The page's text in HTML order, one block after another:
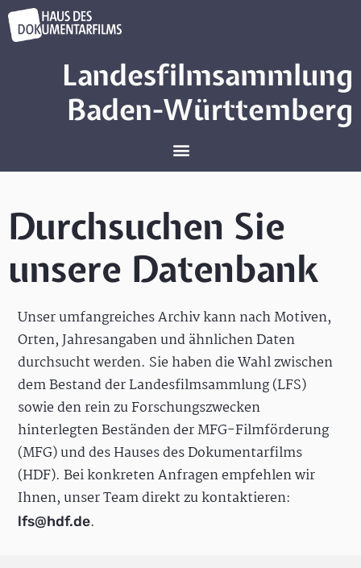
Landesfilmsammlung
Baden-Württemberg
Durchsuchen Sie
unsere Datenbank
Unser umfangreiches Archiv kann nach Motiven,
Orten, Jahresangaben und ähnlichen Daten
durchsucht werden. Sie haben die Wahl zwischen
dem Bestand der Landesfilmsammlung (LFS)
sowie den rein zu Forschungszwecken
hinterlegten Beständen der MFG-Filmförderung
(MFG) und des Hauses des Dokumentarfilms
(HDF). Bei konkreten Anfragen empfehlen wir
Ihnen, unser Team direkt zu kontaktieren:
lfs@hdf.de.